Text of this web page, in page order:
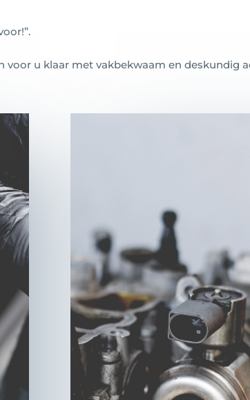
voor u klaar met vakbekwaam en deskundig